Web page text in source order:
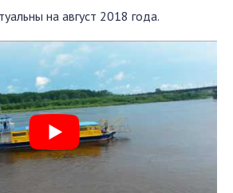
на август 2018 года.